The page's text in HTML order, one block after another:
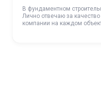
В фундаментном
Лично отвечаю за
компании на каждом